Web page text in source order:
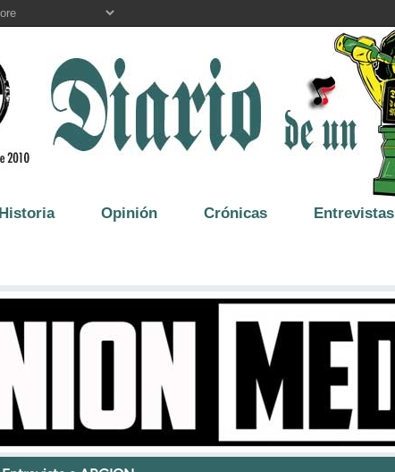
Historia Opinión Crónicas Entrevistas